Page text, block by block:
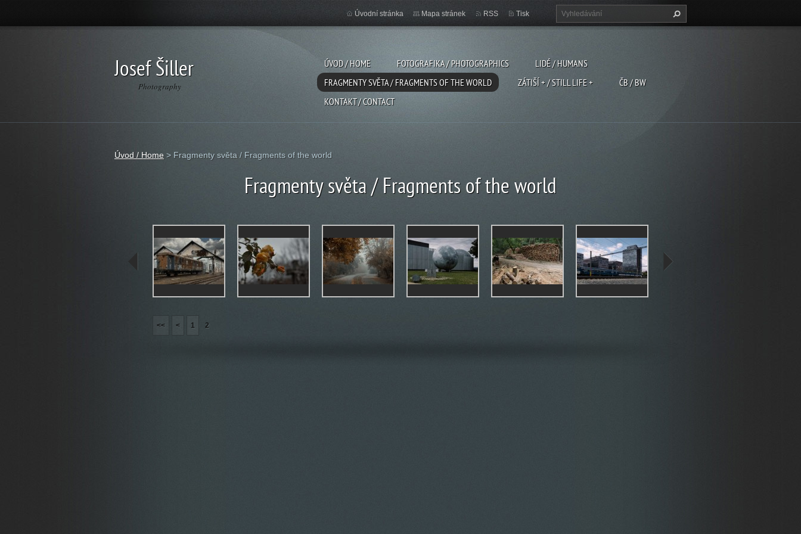
Josef Šiller
Photography
ÚVOD / HOME FOTOGRAFIKA / PHOTOGRAPHICS
LIDÉ / HUMANS
FRAGMENTY SVĚTA / FRAGMENTS OF THE WORLD
ZÁTIŠÍ + / STILL LIFE +
ČB / BW
KONTAKT / CONTACT
Úvodní stránka Mapa stránek RSS Tisk
Úvod / Home > Fragmenty světa / Fragments of the world
Fragmenty světa / Fragments of the world
<< < 1 2